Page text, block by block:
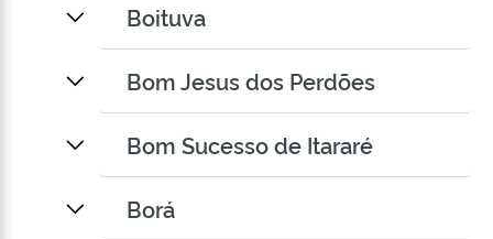
Boituva
Bom Jesus dos Perdões
Bom Sucesso de Itararé
Borá